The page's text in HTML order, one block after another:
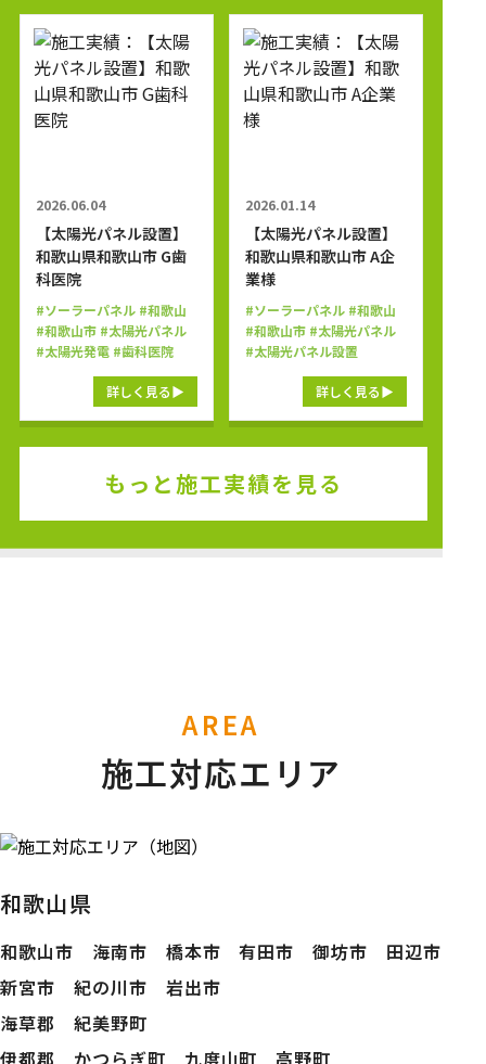
2026.06.04
【太陽光パネル設置】
和歌山県和歌山市 G歯
科医院
#ソーラーパネル #和歌山
#和歌山市 #太陽光パネル
#太陽光発電 #歯科医院
詳しく見る
2026.01.14
【太陽光パネル設置】
和歌山県和歌山市 A企
業様
#ソーラーパネル #和歌山
#和歌山市 #太陽光パネル
#太陽光パネル設置
詳しく見る
もっと施工実績を見る
AREA
施工対応エリア
和歌山県
和歌山市 海南市 橋本市 有田市 御坊市 田辺市
新宮市 紀の川市 岩出市
海草郡 紀美野町
伊都郡 かつらぎ町 九度山町 高野町